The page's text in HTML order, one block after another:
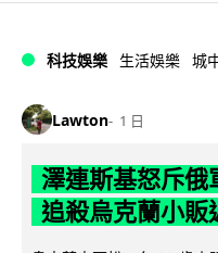
科技娛樂 生活娛樂 城
Lawton 1 日
澤連斯基怒斥俄
追殺烏克蘭小